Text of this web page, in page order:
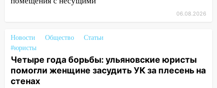
16:02
В Ульяновской области убрали
более 28% площадей зерновых и
зернобобовых культур
15:51
06.08.2026
Новости Общество
Статьи
#юристы
Четыре года борьбы: ульяновские юристы
помогли женщине засудить УК за плесень на
стенах